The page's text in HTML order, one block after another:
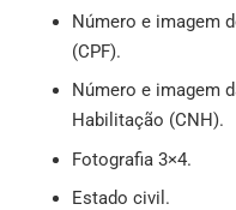
Número e imagem
(CPF).
Número e imagem
Habilitação (CNH).
Fotografia 3×4.
Estado civil.